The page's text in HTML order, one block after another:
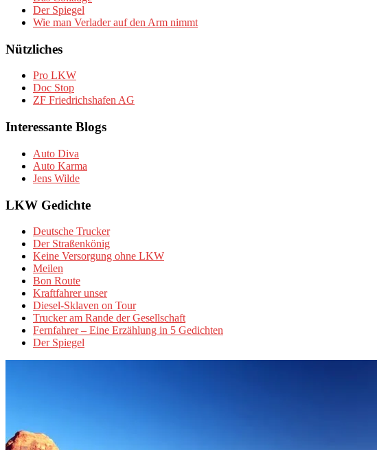
Der Spiegel
Wie man Verlader auf den Arm nimmt
Nützliches
Pro LKW
Doc Stop
ZF Friedrichshafen AG
Interessante Blogs
Auto Diva
Auto Karma
Jens Wilde
LKW Gedichte
Deutsche Trucker
Der Straßenkönig
Keine Versorgung ohne LKW
Meilen
Bon Route
Kraftfahrer unser
Diesel-Sklaven on Tour
Trucker am Rande der Gesellschaft
Fernfahrer – Eine Erzählung in 5 Gedichten
Der Spiegel